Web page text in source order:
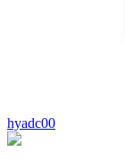
hyadc00